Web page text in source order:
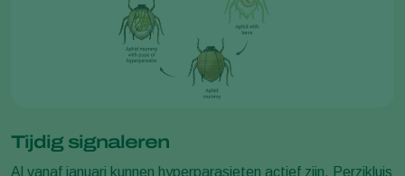
Tijdig signaleren
Al vanaf januari kunnen hyperparasieten actief zijn. Perzikluis